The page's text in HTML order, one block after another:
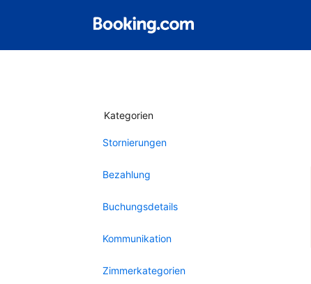
Kategorien
Stornierungen
Bezahlung
Buchungsdetails
Kommunikation
Zimmerkategorien